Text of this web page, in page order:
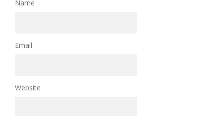
Name
Email
Website